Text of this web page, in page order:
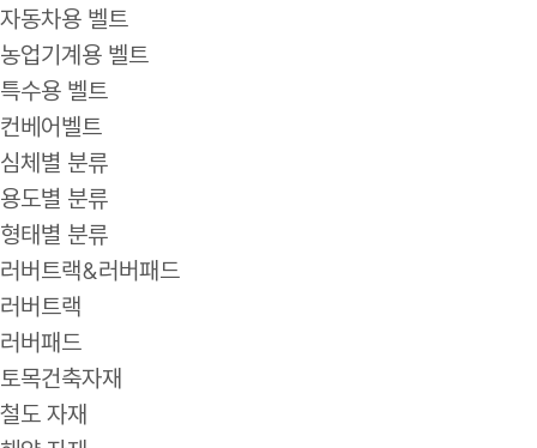
자동차용 벨트
농업기계용 벨트
특수용 벨트
컨베어벨트
심체별 분류
용도별 분류
형태별 분류
러버트랙&러버패드
러버트랙
러버패드
토목건축자재
철도 자재